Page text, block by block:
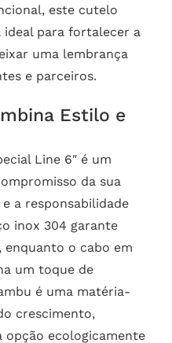
este cutelo
ideal para fortalecer a
uma lembrança
e parceiros.
Estilo e
Line 6″ é um
da sua
a responsabilidade
inox 304 garante
enquanto o cabo em
um toque de
é uma matéria-
crescimento,
ecologicamente